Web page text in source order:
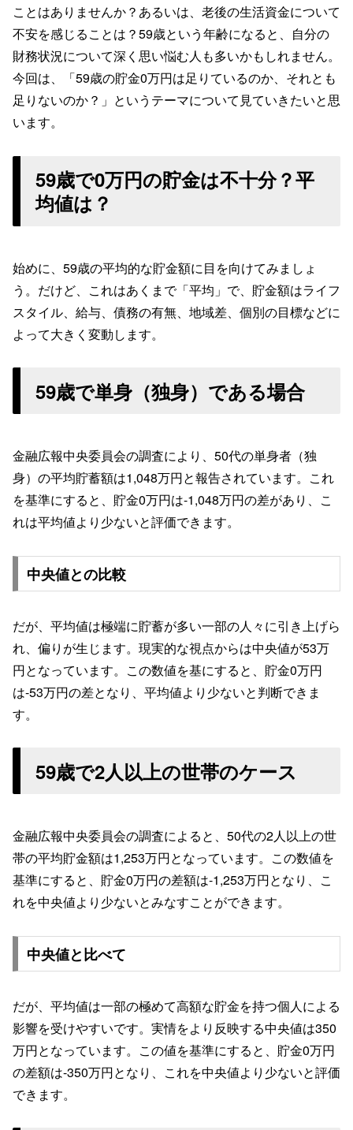
ことはありませんか？あるいは、老後の生活資金について
不安を感じることは？59歳という年齢になると、自分の
財務状況について深く思い悩む人も多いかもしれません。
今回は、「59歳の貯金0万円は足りているのか、それとも
足りないのか？」というテーマについて見ていきたいと思
います。
59歳で0万円の貯金は不十分？平
均値は？
始めに、59歳の平均的な貯金額に目を向けてみましょ
う。だけど、これはあくまで「平均」で、貯金額はライフ
スタイル、給与、債務の有無、地域差、個別の目標などに
よって大きく変動します。
59歳で単身（独身）である場合
金融広報中央委員会の調査により、50代の単身者（独
身）の平均貯蓄額は1,048万円と報告されています。これ
を基準にすると、貯金0万円は-1,048万円の差があり、こ
れは平均値より少ないと評価できます。
中央値との比較
だが、平均値は極端に貯蓄が多い一部の人々に引き上げら
れ、偏りが生じます。現実的な視点からは中央値が53万
円となっています。この数値を基にすると、貯金0万円
は-53万円の差となり、平均値より少ないと判断できま
す。
59歳で2人以上の世帯のケース
金融広報中央委員会の調査によると、50代の2人以上の世
帯の平均貯金額は1,253万円となっています。この数値を
基準にすると、貯金0万円の差額は-1,253万円となり、こ
れを中央値より少ないとみなすことができます。
中央値と比べて
だが、平均値は一部の極めて高額な貯金を持つ個人による
影響を受けやすいです。実情をより反映する中央値は350
万円となっています。この値を基準にすると、貯金0万円
の差額は-350万円となり、これを中央値より少ないと評価
できます。